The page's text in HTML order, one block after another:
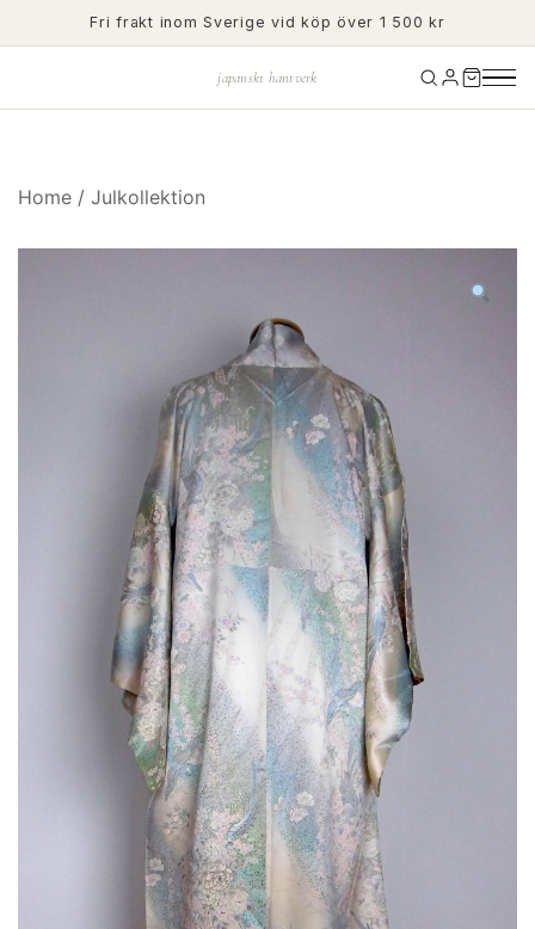
to
Fri frakt inom Sverige vid köp över 1 500 kr
japanskt hantverk
Home / Julkollektion